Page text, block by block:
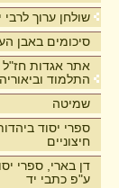
שולחן ערוך לרבי
סיכומים באבן
אתר אגדות
התלמוד
שמיטה
ספרי יסוד
חיצוניים
דן בארי, ספרי
ע"פ כתבי יד